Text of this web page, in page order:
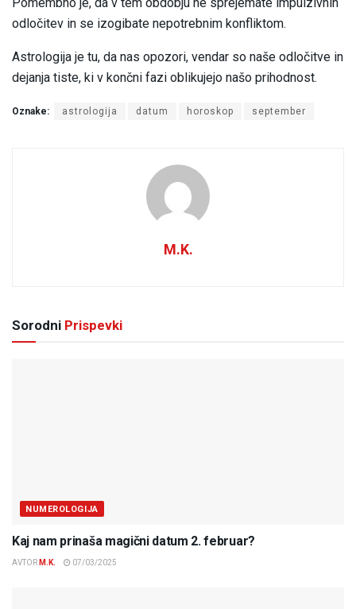
Pomembno je, da v tem obdobju ne sprejemate impulzivnih
odločitev in se izogibate nepotrebnim konfliktom.
Astrologija je tu, da nas opozori, vendar so naše odločitve in
dejanja tiste, ki v končni fazi oblikujejo našo prihodnost.
Oznake: astrologija datum horoskop september
M.K.
Sorodni Prispevki
NUMEROLOGIJA
Kaj nam prinaša magični datum 2. februar?
AVTOR M.K. 07/03/2025